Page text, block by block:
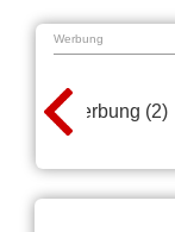
Werbung